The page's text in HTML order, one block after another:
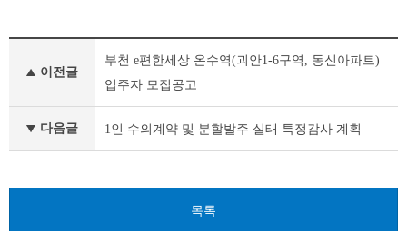
다
글
이전글
부천 e편한세상 온수역(괴안1-6구역, 동신아파트)
입주자 모집공고
다음글 1인 수의계약 및 분할발주 실태 특정감사 계획
목록